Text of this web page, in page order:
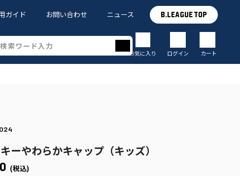
ガイド お問い合わせ ニュース B.LEAGUE TOP
お気に入り ログイン カート
ーやわらかキャップ（キッズ）
(税込)